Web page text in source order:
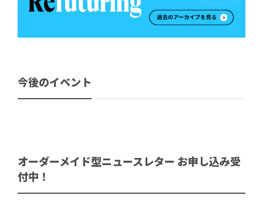
今後のイベント
オーダーメイド型ニュースレター お申し込み受
付中！